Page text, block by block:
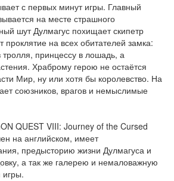
с первых минут игры. Главный
на месте страшного
шут Дулмагус похищает скипетр
проклятие на всех обитателей замка:
принцессу в лошадь, а
Храброму герою не остаётся
Мир, ну или хотя бы королевство. На
союзников, врагов и немыслимые
QUEST VIII: Journey of the Cursed
на английском, имеет
предысторию жизни Дулмагуса и
а так же галерею и немаловажную